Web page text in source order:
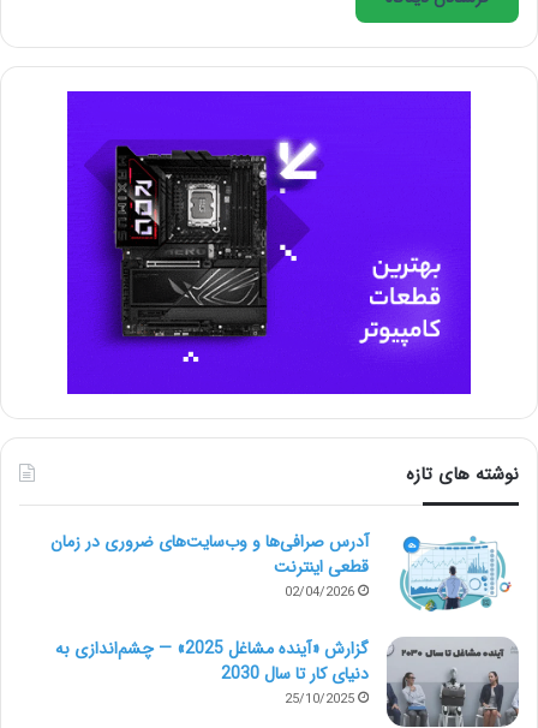
تا اطمینان حاصل شود پول شما تا تحویل نهایی کار محفوظ
6- پس از تحویل گرفتن کار و رضایت کامل از نتیجه، وجه را
چرا پارس فریلنسر؟
پروژه رایگان
3- رابط کاربری ساده و روان
4- سرعت بارگذاری بیشتر نسبت به پلتفرم های مطرح
مارکت
5- امکان ارتباط مستقیم (خارج پلتفرم) با فریلنسرهای حرفه
ای
نوشته های تازه
آدرس صرافی‌ها و وب‌سایت‌های ضروری در زمان
قطعی اینترنت
02/04/2026
گزارش «آینده مشاغل 2025» — چشم‌اندازی به
دنیای کار تا سال 2030
25/10/2025